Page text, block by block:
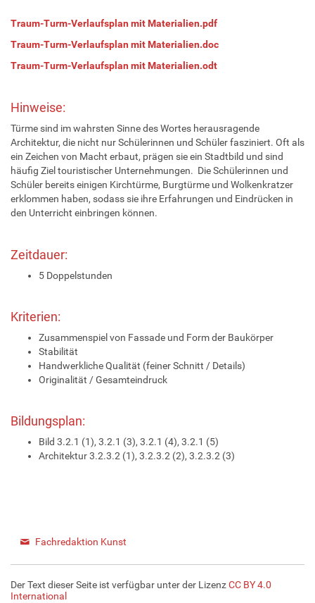
Traum-Turm-Verlaufsplan mit Materialien.pdf
Traum-Turm-Verlaufsplan mit Materialien.doc
Traum-Turm-Verlaufsplan mit Materialien.odt
Hinweise:
Türme sind im wahrsten Sinne des Wortes herausragende
Architektur, die nicht nur Schülerinnen und Schüler fasziniert. Oft als
ein Zeichen von Macht erbaut, prägen sie ein Stadtbild und sind
häufig Ziel touristischer Unternehmungen. Die Schülerinnen und
Schüler bereits einigen Kirchtürme, Burgtürme und Wolkenkratzer
erklommen haben, sodass sie ihre Erfahrungen und Eindrücken in
den Unterricht einbringen können.
Zeitdauer:
5 Doppelstunden
Kriterien:
Zusammenspiel von Fassade und Form der Baukörper
Stabilität
Handwerkliche Qualität (feiner Schnitt / Details)
Originalität / Gesamteindruck
Bildungsplan:
Bild 3.2.1 (1), 3.2.1 (3), 3.2.1 (4), 3.2.1 (5)
Architektur 3.2.3.2 (1), 3.2.3.2 (2), 3.2.3.2 (3)
Fachredaktion Kunst
Der Text dieser Seite ist verfügbar unter der LizenzCC BY 4.0
International